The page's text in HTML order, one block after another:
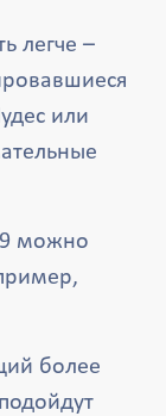
легче –
или
можно
более